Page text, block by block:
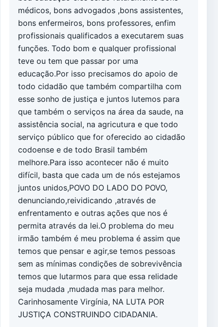
médicos, bons advogados ,bons assistentes,
bons enfermeiros, bons professores, enfim
profissionais qualificados a executarem suas
funções. Todo bom e qualquer profissional
teve ou tem que passar por uma
educação.Por isso precisamos do apoio de
todo cidadão que também compartilha com
esse sonho de justiça e juntos lutemos para
que também o serviços na área da saude, na
assistência social, na agricutura e que todo
serviço público que for oferecido ao cidadão
codoense e de todo Brasil também
melhore.Para isso acontecer não é muito
difícil, basta que cada um de nós estejamos
juntos unidos,POVO DO LADO DO POVO,
denunciando,reividicando ,através de
enfrentamento e outras ações que nos é
permita através da lei.O problema do meu
irmão também é meu problema é assim que
temos que pensar e agir,se temos pessoas
sem as mínimas condições de sobrevivência
temos que lutarmos para que essa relidade
seja mudada ,mudada mas para melhor.
Carinhosamente Virgínia, NA LUTA POR
JUSTIÇA CONSTRUINDO CIDADANIA.